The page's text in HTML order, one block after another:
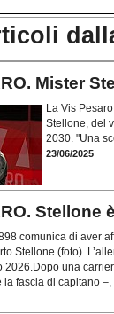
Mister
La Vis
Stellone, del
2030. "Una
23/06/2025
Stellone
comunica di aver
Stellone (foto).
2026.Dopo una
la fascia di capitano –,